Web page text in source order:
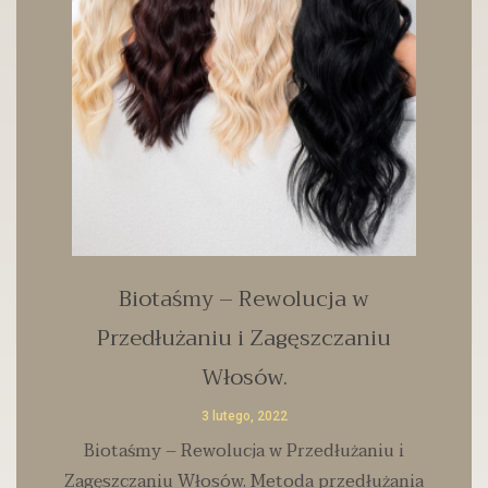
Biotaśmy – Rewolucja w
Przedłużaniu i Zagęszczaniu
Włosów.
3 lutego, 2022
Biotaśmy – Rewolucja w Przedłużaniu i
Zagęszczaniu Włosów. Metoda przedłużania